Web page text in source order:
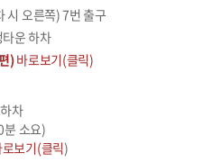
시 오른쪽) 7번 출구
운 하차
)바로보기(클릭)
차
소요)
로보기(클릭)